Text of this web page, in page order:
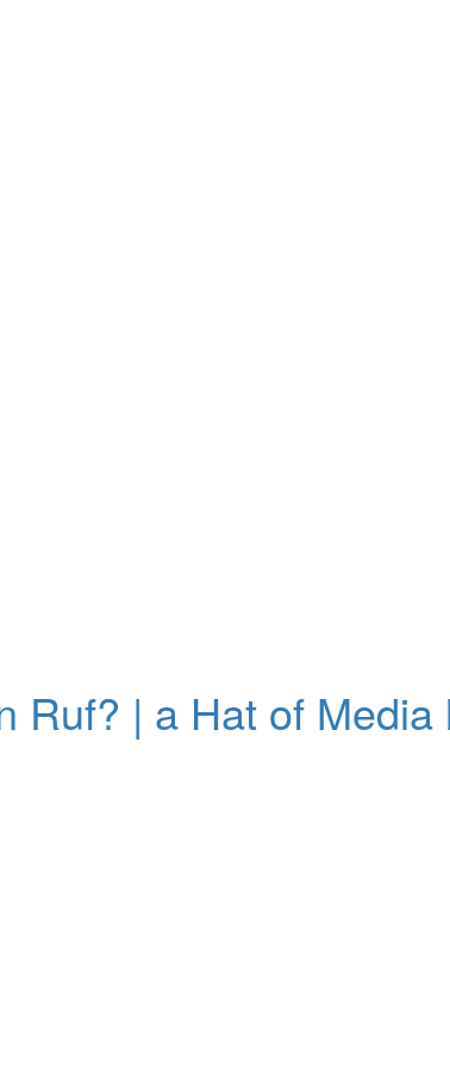
Ruf? | a Hat of Media